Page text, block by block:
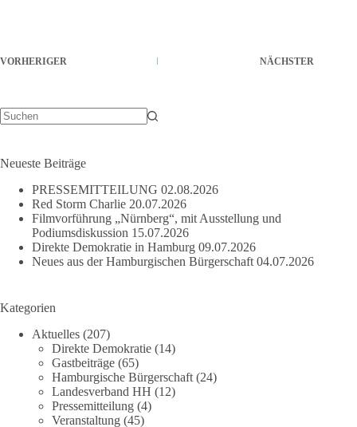
VORHERIGER NÄCHSTER
Neueste Beiträge
PRESSEMITTEILUNG 02.08.2026
Red Storm Charlie 20.07.2026
Filmvorführung „Nürnberg“, mit Ausstellung und
Podiumsdiskussion 15.07.2026
Direkte Demokratie in Hamburg 09.07.2026
Neues aus der Hamburgischen Bürgerschaft 04.07.2026
Kategorien
Aktuelles (207)
Direkte Demokratie (14)
Gastbeiträge (65)
Hamburgische Bürgerschaft (24)
Landesverband HH (12)
Pressemitteilung (4)
Veranstaltung (45)